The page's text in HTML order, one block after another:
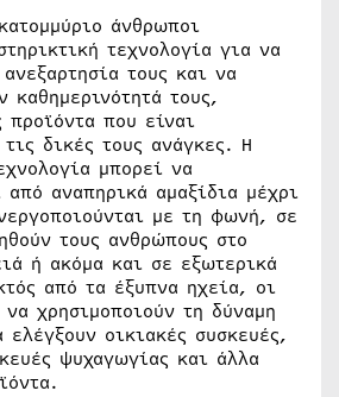
άνθρωποι
τεχνολογία για να
τους και να
καθημερινότητά τους,
προϊόντα που είναι
δικές τους ανάγκες. Η
μπορεί να
από αναπηρικά αμαξίδια μέχρι
με τη φωνή, σε
τους ανθρώπους στο
ή ακόμα και σε εξωτερικά
από τα έξυπνα ηχεία, οι
χρησιμοποιούν τη δύναμη
οικιακές συσκευές,
ψυχαγωγίας και άλλα